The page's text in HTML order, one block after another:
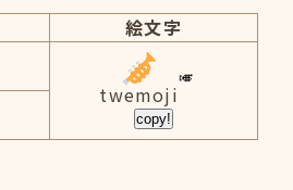
絵文字
twemoji
copy!